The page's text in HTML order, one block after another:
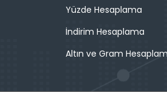
Yüzde Hesaplama
İndirim Hesaplama
Altın ve Gram